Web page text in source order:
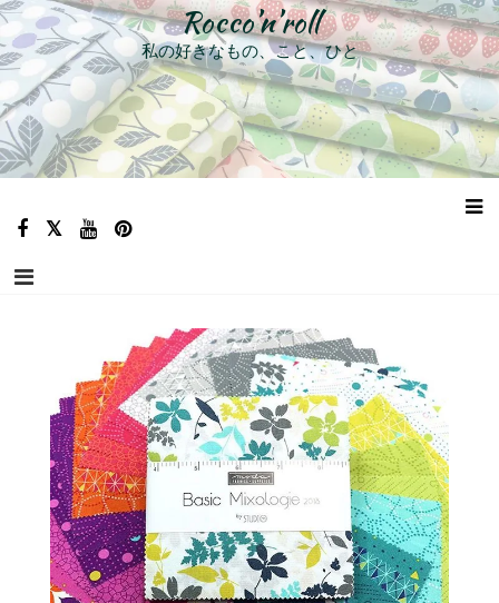
コ
テ
ツ
へ
ス
キ
Rocco’n’roll
私の好きなもの、こと、ひと